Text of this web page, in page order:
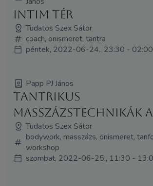
Intim tér
Tudatos Szex Sátor
coach, önismeret, tantra
péntek, 2022-06-24., 23:30 - 02:00
Papp PJ János
Tantrikus
masszázstechnikák
Tudatos Szex Sátor
bodywork, masszázs, önismeret,
workshop
szombat, 2022-06-25., 11:30 -